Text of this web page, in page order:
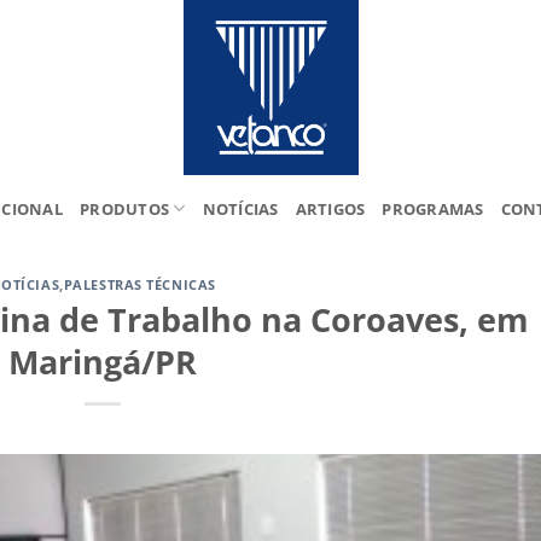
PRODUTOS NOTÍCIAS ARTIGOS PROGRAMAS
,PALESTRAS TÉCNICAS
de Trabalho na Coroaves, em
Maringá/PR